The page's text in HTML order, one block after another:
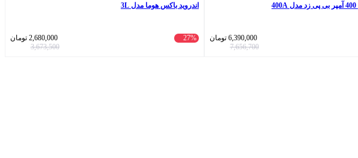
6,390,000 تومان
7,656,700
اندروید باکس هوما مدل 3L
27%
2,680,000 تومان
3,673,500